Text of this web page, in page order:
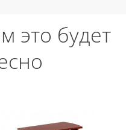
это будет